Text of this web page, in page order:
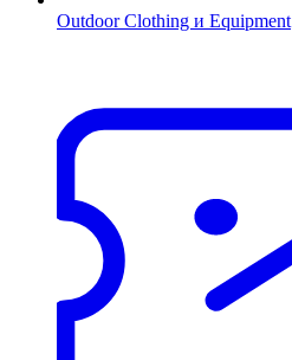
Outdoor Clothing и Equipment